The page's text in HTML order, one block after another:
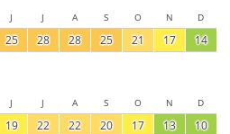
J J A S O N D
25 28 28 25 21 17 14
J J A S O N D
19 22 22 20 17 13 10